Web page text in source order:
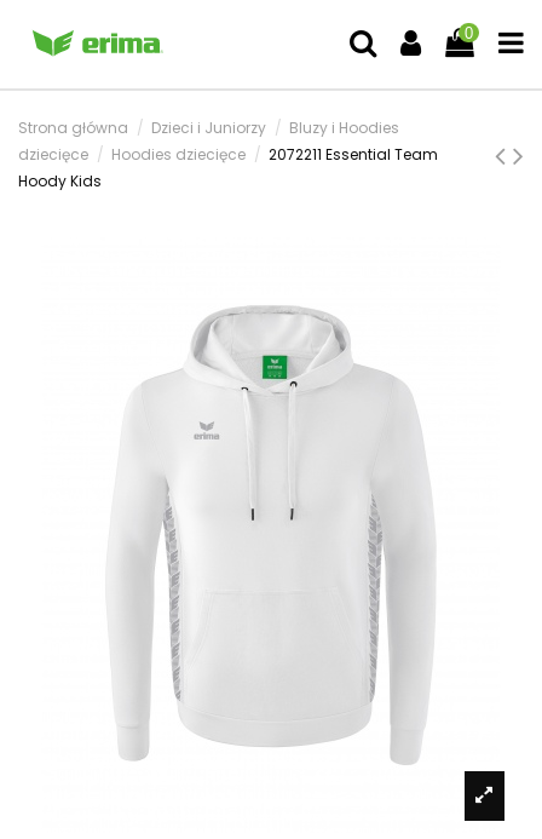
0
Strona główna Dzieci i Juniorzy
Bluzy i Hoodies
dziecięce
Hoodies dziecięce
2072211 Essential Team
Hoody Kids